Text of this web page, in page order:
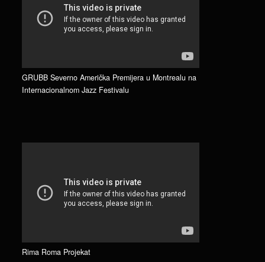
GRUBB Severno Američka Premijera u Montrealu na
Internacionalnom Jazz Festivalu
Rima Roma Projekat